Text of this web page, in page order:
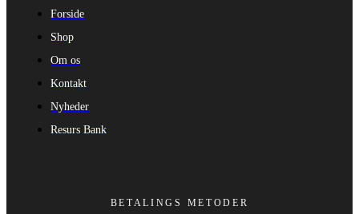
Forside
Shop
Om os
Kontakt
Nyheder
Resurs Bank
BETALINGS METODER